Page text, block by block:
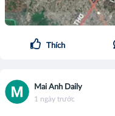
Thích
Mai Anh Daily
1 ngày trước